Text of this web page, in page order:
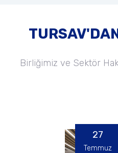
Birliğimiz ve Sektör
27
Temmuz